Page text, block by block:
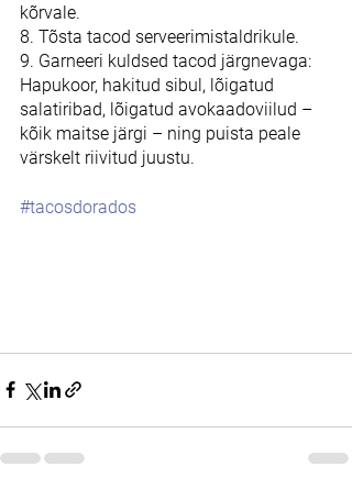
kõrvale.
8. Tõsta tacod serveerimistaldrikule.
9. Garneeri kuldsed tacod järgnevaga:
Hapukoor, hakitud sibul, lõigatud
salatiribad, lõigatud avokaadoviilud –
kõik maitse järgi – ning puista peale
värskelt riivitud juustu.
#tacosdorados